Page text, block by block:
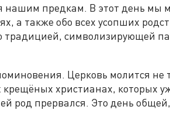
нашим предкам. В этот день мы
а также обо всех усопших
традицией, символизирующей
Церковь молится не
крещёных христианах, которых
род прервался. Это день общей,